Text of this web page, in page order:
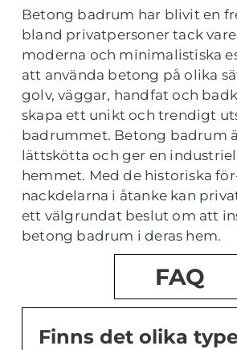
Betong badrum har blivit en
bland privatpersoner tack
moderna och minimalistiska
att använda betong på olika
golv, väggar, handfat och
skapa ett unikt och trendigt
badrummet. Betong badrum
lättskötta och ger en
hemmet. Med de historiska
nackdelarna i åtanke kan
ett välgrundat beslut om att
betong badrum i deras hem.
FAQ
Finns det olika